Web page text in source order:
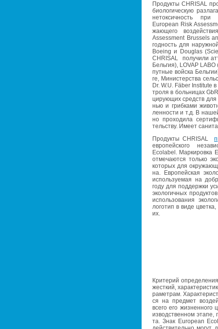
Про­дук­ты CHRISAL
био­ло­ги­че­скую
неток­сич­ность при
European Risk
жа­ю­ще­го
Assessment Brussels
год­ность для
Boeing и Douglas
CHRISAL по­лу­чи­ли
Бель­гия), LOVAP
пут­ные вой­ска
ге, Ми­ни­стер­ства
Dr. W.U. Fäber Institute
тро­ля в боль­ни­цах
ци­ру­ю­щих средств
нью и гриб­ка­ми
лен­но­сти и т.д. В
но про­хо­ди­ла
тель­ству. Имеет
Про­дук­ты CHRISAL
ев­ро­пей­ско­го
Ecolabel. Мар­ки­ров­ка
от­ме­ча­ют­ся толь­ко
ко­то­рых для
на. Ев­ро­пей­ская
ис­поль­зу­е­мая на
году для под­держ­ки
эко­ло­гич­ных
ис­поль­зо­ва­ния
ло­го­тип в виде
их.
Кри­те­рий
жест­кий,
ра­мет­рам.
ся на пред­мет
всего его
из­вод­ствен­ном
та. Знак European